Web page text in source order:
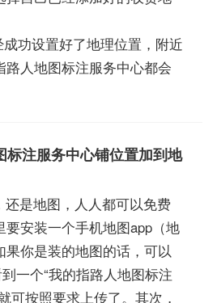
功设置好了地理位置，附近
路人地图标注服务中心都会
标注服务中心铺位置加到地
还是地图，人人都可以免费
安装一个手机地图app（地
你是装的地图的话，可以
一个“我的指路人地图标注
可按照要求上传了。其次，